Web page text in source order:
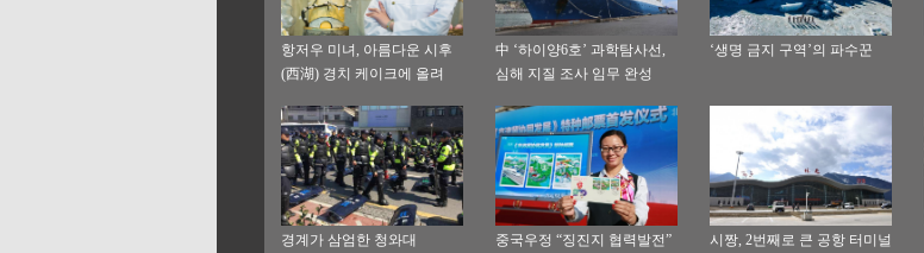
항저우 미녀, 아름다운 시후
(西湖) 경치 케이크에 올려
中 ‘하이양6호’ 과학탐사선,
심해 지질 조사 임무 완성
‘생명 금지 구역’의 파수꾼
경계가 삼엄한 청와대
중국우정 “징진지 협력발전”
시짱, 2번째로 큰 공항 터미널